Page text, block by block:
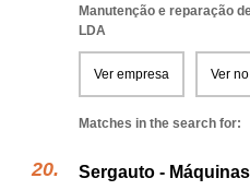
Manutenção e reparação
LDA
Ver empresa Ver
Matches in the search for:
Sergauto -